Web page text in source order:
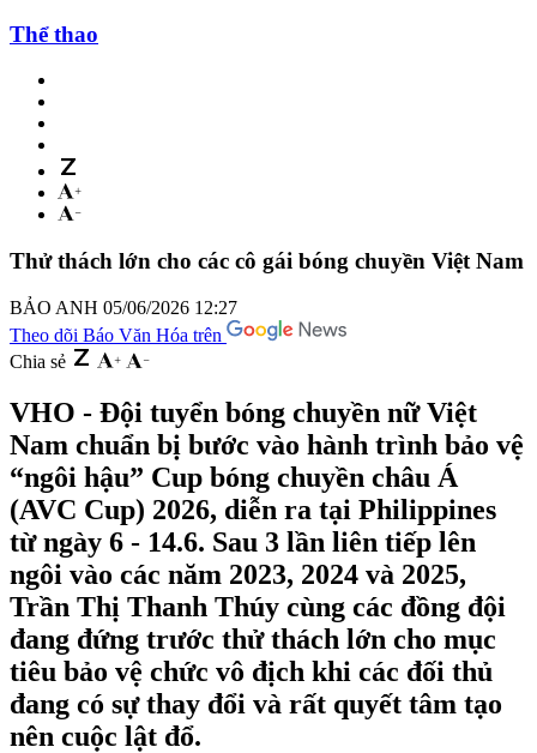
Thể thao
Thử thách lớn cho các cô gái bóng chuyền Việt Nam
BẢO ANH 05/06/2026 12:27
Theo dõi Báo Văn Hóa trên
Chia sẻ
VHO - Đội tuyển bóng chuyền nữ Việt
Nam chuẩn bị bước vào hành trình bảo vệ
“ngôi hậu” Cup bóng chuyền châu Á
(AVC Cup) 2026, diễn ra tại Philippines
từ ngày 6 - 14.6. Sau 3 lần liên tiếp lên
ngôi vào các năm 2023, 2024 và 2025,
Trần Thị Thanh Thúy cùng các đồng đội
đang đứng trước thử thách lớn cho mục
tiêu bảo vệ chức vô địch khi các đối thủ
đang có sự thay đổi và rất quyết tâm tạo
nên cuộc lật đổ.